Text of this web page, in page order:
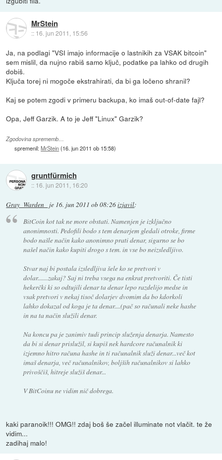
MrStein
:: 16. jun 2011, 15:56
Ja, na podlagi "VSI imajo informacije o lastnikih za VSAK bitcoin"
sem mislil, da nujno rabiš samo ključ, podatke pa lahko od drugih
dobiš.
Ključa torej ni mogoče ekstrahirati, da bi ga ločeno shranil?
Kaj se potem zgodi v primeru backupa, ko imaš out-of-date fajl?
Opa, Jeff Garzik. A to je Jeff "Linux" Garzik?
Zgodovina sprememb…
spremenil:MrStein(16. jun 2011 ob 15:58)
gruntfürmich
:: 16. jun 2011, 16:20
Gray_Warden_ je 16. jun 2011 ob 08:26izjavil:
BitCoin kot tak ne more obstati. Namenjen je izključno
anonimnosti. Pedofili bodo s tem denarjem gledali otroke, firme
bodo našle način kako anonimno prati denar, sigurno se bo
našel način kako kupiti drogo s tem. in vse bo neizsledljivo.
Stvar naj bi postala izsledljiva šele ko se pretvori v
dolar.......zakaj? Saj ni treba vsega na enkrat pretvoriti. Če tisti
hekerčki ki so odtujili denar ta denar lepo razdelijo medse in
vsak pretvori v nekaj tisoč dolarjev dvomim da bo kdorkoli
lahko dokazal od koga je ta denar....(pač so računali neke hashe
in na ta način služili denar.
Na koncu pa je zanimiv tudi princip služenja denarja. Namesto
da bi si denar prislužil, si kupiš nek hardcore računalnik ki
izjemno hitro računa hashe in ti računalnik služi denar...več kot
imaš denarja, več računalnikov, boljših računalnikov si lahko
privoščiš, hitreje služiš denar...
V BitCoinu ne vidim nič dobrega.
kaki paranoik!!! OMG!! zdaj boš še začel illuminate not vlačit. te že
vidim...
zadihaj malo!